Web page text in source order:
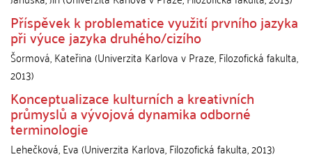
Příspěvek k problematice využití prvního jazyka
při výuce jazyka druhého/cizího
Šormová, Kateřina(Univerzita Karlova v Praze, Filozofická fakulta,
2013)
Konceptualizace kulturních a kreativních
průmyslů a vývojová dynamika odborné
terminologie
Lehečková, Eva(Univerzita Karlova, Filozofická fakulta,2013)